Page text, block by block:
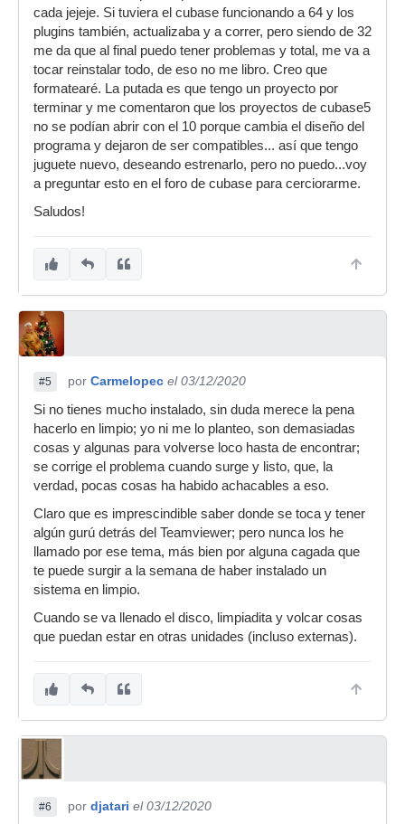
cada jejeje. Si tuviera el cubase funcionando a 64 y los
plugins también, actualizaba y a correr, pero siendo de 32
me da que al final puedo tener problemas y total, me va a
tocar reinstalar todo, de eso no me libro. Creo que
formatearé. La putada es que tengo un proyecto por
terminar y me comentaron que los proyectos de cubase5
no se podían abrir con el 10 porque cambia el diseño del
programa y dejaron de ser compatibles... así que tengo
juguete nuevo, deseando estrenarlo, pero no puedo...voy
a preguntar esto en el foro de cubase para cerciorarme.
Saludos!
#5 por Carmelopec el 03/12/2020
Si no tienes mucho instalado, sin duda merece la pena
hacerlo en limpio; yo ni me lo planteo, son demasiadas
cosas y algunas para volverse loco hasta de encontrar;
se corrige el problema cuando surge y listo, que, la
verdad, pocas cosas ha habido achacables a eso.
Claro que es imprescindible saber donde se toca y tener
algún gurú detrás del Teamviewer; pero nunca los he
llamado por ese tema, más bien por alguna cagada que
te puede surgir a la semana de haber instalado un
sistema en limpio.
Cuando se va llenado el disco, limpiadita y volcar cosas
que puedan estar en otras unidades (incluso externas).
#6 por djatari el 03/12/2020